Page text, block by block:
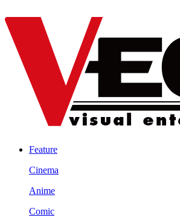
Feature
Cinema
Anime
Comic